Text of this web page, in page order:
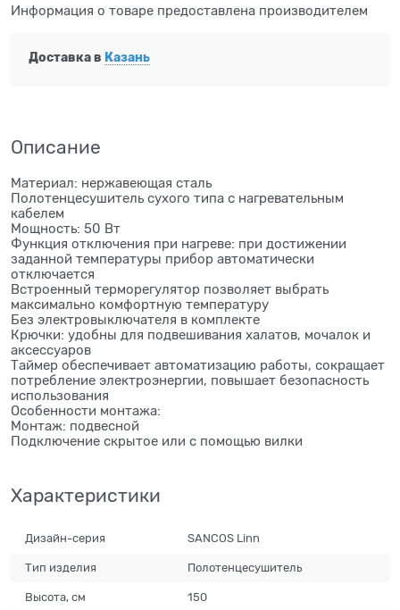
Информация о товаре предоставлена производителем
Доставка в Казань
Описание
Материал: нержавеющая сталь
Полотенцесушитель сухого типа с нагревательным
кабелем
Мощность: 50 Вт
Функция отключения при нагреве: при достижении
заданной температуры прибор автоматически
отключается
Встроенный терморегулятор позволяет выбрать
максимально комфортную температуру
Без электровыключателя в комплекте
Крючки: удобны для подвешивания халатов, мочалок и
аксессуаров
Таймер обеспечивает автоматизацию работы, сокращает
потребление электроэнергии, повышает безопасность
использования
Особенности монтажа:
Монтаж: подвесной
Подключение скрытое или с помощью вилки
Характеристики
Дизайн-серия SANCOS Linn
Тип изделия Полотенцесушитель
Высота, см 150